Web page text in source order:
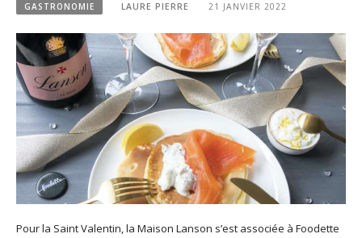
GASTRONOMIE LAURE PIERRE 21 JANVIER 2022
Pour la Saint Valentin, la Maison Lanson s’est associée à Foodette